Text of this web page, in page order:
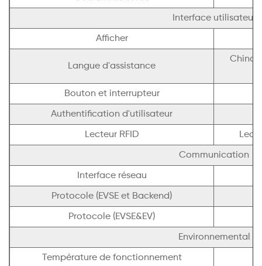
Interface utilisateur
Afficher
Langue d'assistance
Bouton et interrupteur
Authentification d'utilisateur
Lecteur RFID
Communication
Interface réseau
Protocole (EVSE et Backend)
Protocole (EVSE&EV)
Environnemental
Température de fonctionnement